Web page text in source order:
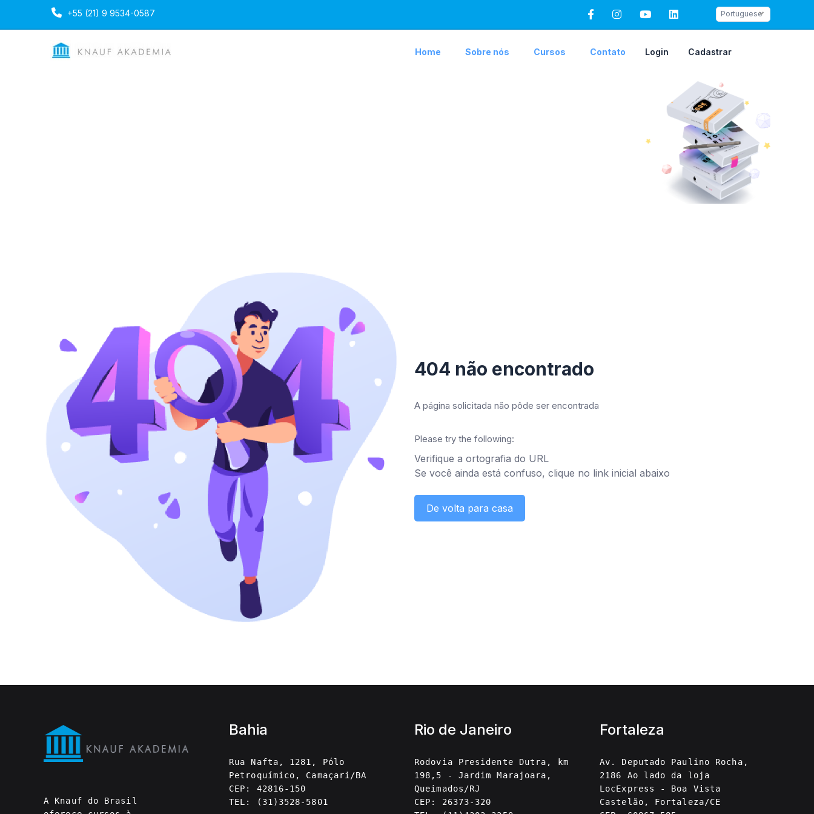
+55 (21) 9 9534-0587 Portuguese
Home Sobre nós Cursos Contato Login Cadastrar
404 não encontrado
A página solicitada não pôde ser encontrada
Please try the following:
Verifique a ortografia do URL
Se você ainda está confuso, clique no link inicial abaixo
De volta para casa
A Knauf do Brasil
Bahia
Rua Nafta, 1281, Pólo
Petroquímico, Camaçari/BA
CEP: 42816-150
TEL: (31)3528-5801
Rio de Janeiro
Rodovia Presidente Dutra, km
198,5 - Jardim Marajoara,
Queimados/RJ
CEP: 26373-320
Fortaleza
Av. Deputado Paulino Rocha,
2186 Ao lado da loja
LocExpress - Boa Vista
Castelão, Fortaleza/CE